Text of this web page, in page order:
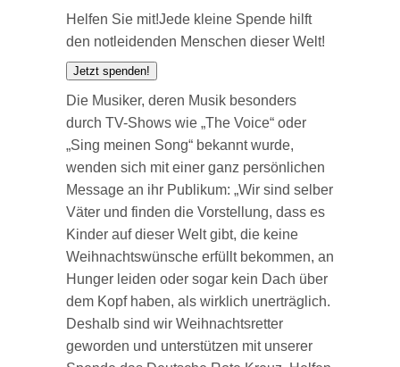
Helfen Sie mit!Jede kleine Spende hilft
den notleidenden Menschen dieser Welt!
Jetzt spenden!
Die Musiker, deren Musik besonders
durch TV-Shows wie „The Voice“ oder
„Sing meinen Song“ bekannt wurde,
wenden sich mit einer ganz persönlichen
Message an ihr Publikum: „Wir sind selber
Väter und finden die Vorstellung, dass es
Kinder auf dieser Welt gibt, die keine
Weihnachtswünsche erfüllt bekommen, an
Hunger leiden oder sogar kein Dach über
dem Kopf haben, als wirklich unerträglich.
Deshalb sind wir Weihnachtsretter
geworden und unterstützen mit unserer